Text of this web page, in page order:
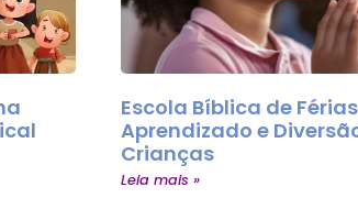
Escola Bíblica de
Aprendizado e
Crianças
Leia mais »